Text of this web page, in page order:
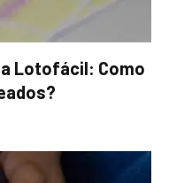
Lotofácil: Como